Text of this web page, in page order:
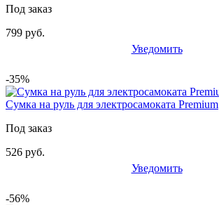
Под заказ
799 руб.
Уведомить
-35%
Сумка на руль для электросамоката Premium
Под заказ
526 руб.
Уведомить
-56%